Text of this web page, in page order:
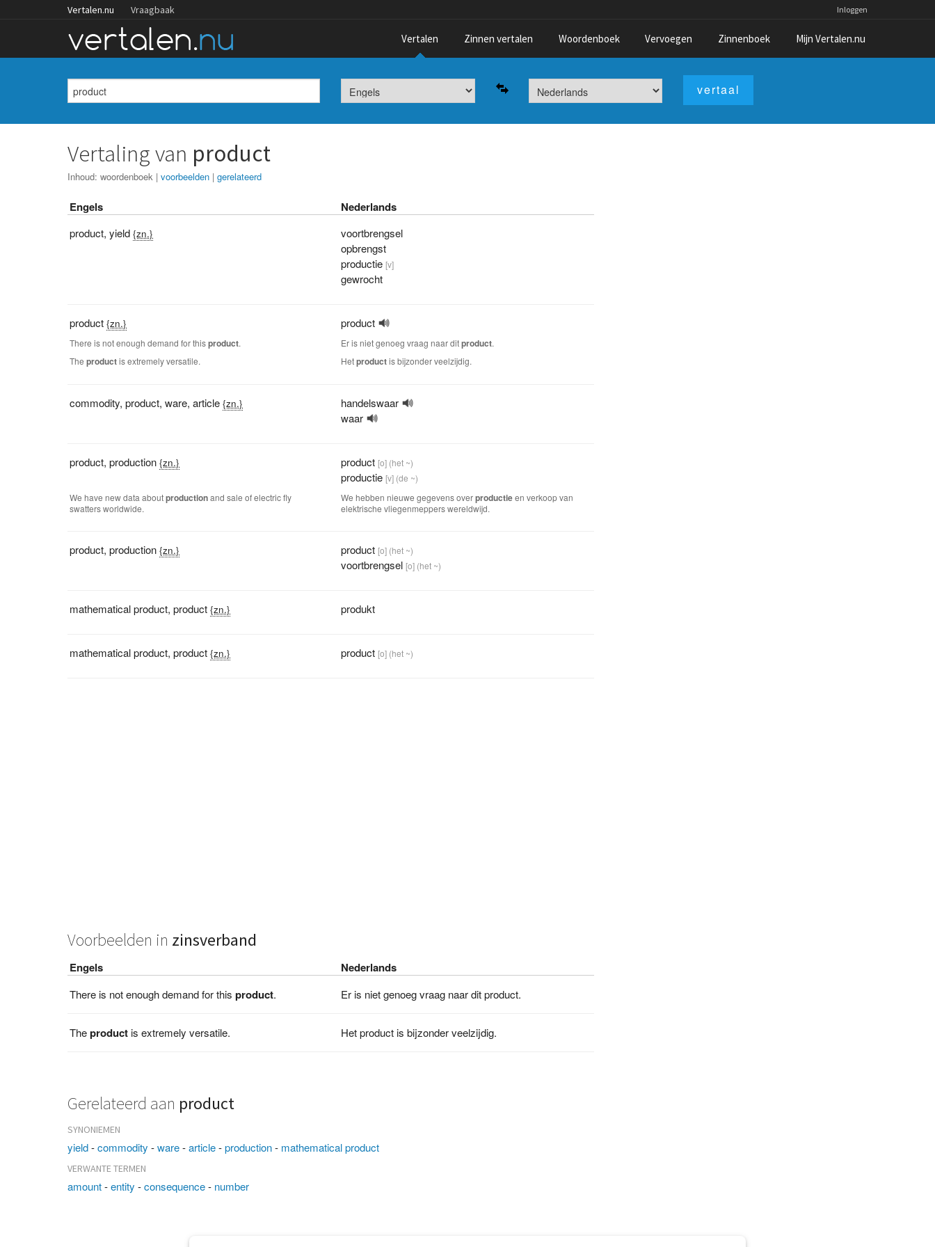
Vertalen.nu Vraagbaak Inloggen
Vertalen Zinnen vertalen Woordenboek Vervoegen Zinnenboek Mijn Vertalen.nu
Vertaling van product
Inhoud:woordenboek |voorbeelden |gerelateerd
Engels Nederlands
product,yield {zn.}
voortbrengsel
opbrengst
productie [v]
gewrocht
product {zn.} product
There is not enough demand for thisproduct. Er is niet genoeg vraag naar ditproduct.
Theproductis extremely versatile. Hetproductis bijzonder veelzijdig.
commodity,product,ware,article {zn.}
handelswaar
waar
product,production {zn.} product [o] (het ~)
productie [v] (de ~)
We have new data aboutproductionand sale of electric fly
swatters worldwide.
We hebben nieuwe gegevens overproductieen verkoop van
elektrische vliegenmeppers wereldwijd.
product,production {zn.} product [o] (het ~)
voortbrengsel [o] (het ~)
mathematical product,product {zn.} produkt
mathematical product,product {zn.} product [o] (het ~)
Voorbeelden in zinsverband
Engels Nederlands
There is not enough demand for thisproduct. Er is niet genoeg vraag naar dit product.
Theproductis extremely versatile. Het product is bijzonder veelzijdig.
Gerelateerd aan product
SYNONIEMEN
yield-commodity -ware-article-production- mathematical product
VERWANTE TERMEN
amount-entity -consequence- number